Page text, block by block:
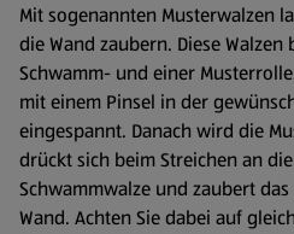
Mit sogenannten Musterwalzen
die Wand zaubern. Diese
Schwamm- und einer
mit einem Pinsel in der
eingespannt. Danach wird die
drückt sich beim Streichen an
Schwammwalze und zaubert
Wand. Achten Sie dabei auf